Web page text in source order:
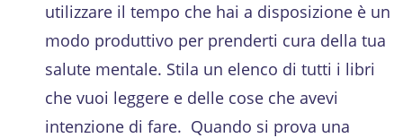
utilizzare il tempo che hai a disposizione è un
modo produttivo per prenderti cura della tua
salute mentale. Stila un elenco di tutti i libri
che vuoi leggere e delle cose che avevi
intenzione di fare. Quando si prova una